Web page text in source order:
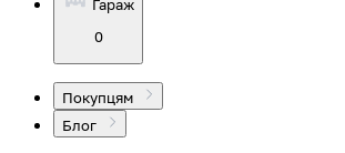
Гараж
0
Покупцям
Блог